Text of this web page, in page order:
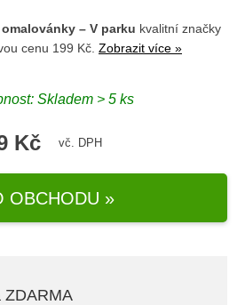
– V parku kvalitní značky
cenu 199 Kč. Zobrazit více »
Skladem > 5 ks
Kč vč. DPH
OBCHODU »
ZDARMA